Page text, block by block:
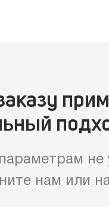
не
нам или